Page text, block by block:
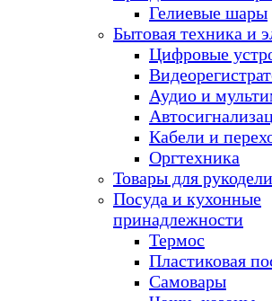
Гелиевые шары
Бытовая техника и
Цифровые
Аудио и
Кабели и
Оргтехника
Товары для
Посуда и кухонные
принадлежности
Термос
Пластиковая
Самовары